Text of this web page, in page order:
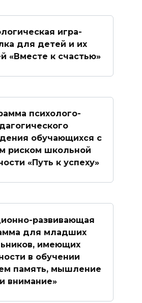
игра-
для детей и их
«Вместе к счастью»
психолого-
обучающихся с
риском школьной
«Путь к успеху»
развивающая
для младших
имеющих
в обучении
память, мышление
и внимание»